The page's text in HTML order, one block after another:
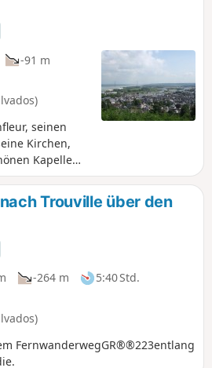
-91 m
seinen
Kirchen,
Kapelle
Ausblick
Mündung
Normandie.
Trouville über den
-264 m
5:40 Std.
FernwanderwegGR®®223entlang